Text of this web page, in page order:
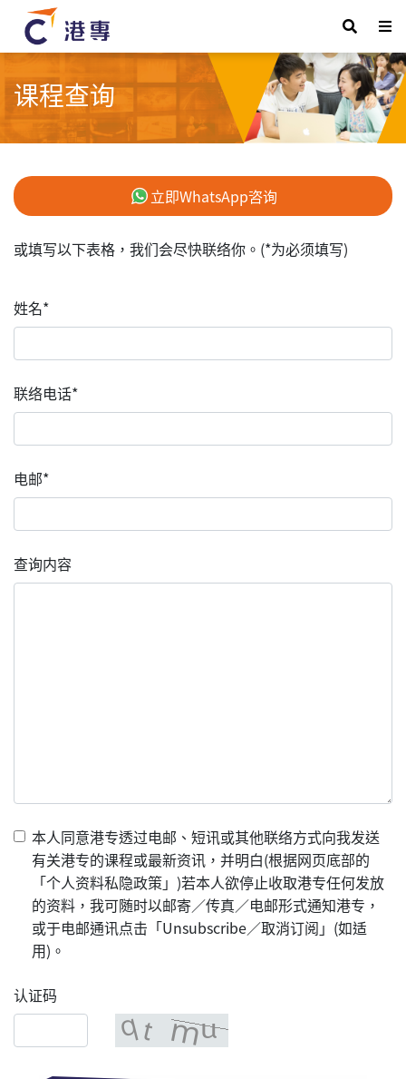
课程查询
立即WhatsApp咨询
或填写以下表格，我们会尽快联络你。(*为必须填写)
姓名*
联络电话*
电邮*
查询内容
本人同意港专透过电邮、短讯或其他联络方式向我发送
有关港专的课程或最新资讯，并明白(根据网页底部的
「个人资料私隐政策」)若本人欲停止收取港专任何发放
的资料，我可随时以邮寄／传真／电邮形式通知港专，
或于电邮通讯点击「Unsubscribe／取消订阅」(如适
用)。
认证码